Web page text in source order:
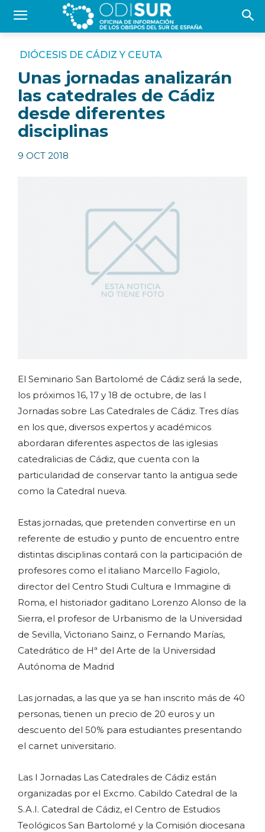
DIÓCESIS DE CÁDIZ Y CEUTA
Unas jornadas analizarán
las catedrales de Cádiz
desde diferentes
disciplinas
9 OCT 2018
El Seminario San Bartolomé de Cádiz será la sede,
los próximos 16, 17 y 18 de octubre, de las I
Jornadas sobre Las Catedrales de Cádiz. Tres días
en los que, diversos expertos y académicos
abordaran diferentes aspectos de las iglesias
catedralicias de Cádiz, que cuenta con la
particularidad de conservar tanto la antigua sede
como la Catedral nueva.
Estas jornadas, que pretenden convertirse en un
referente de estudio y punto de encuentro entre
distintas disciplinas contará con la participación de
profesores como el italiano Marcello Fagiolo,
director del Centro Studi Cultura e Immagine di
Roma, el historiador gaditano Lorenzo Alonso de la
Sierra, el profesor de Urbanismo de la Universidad
de Sevilla, Victoriano Sainz, o Fernando Marías,
Catedrático de Hª del Arte de la Universidad
Autónoma de Madrid
Las jornadas, a las que ya se han inscrito más de 40
personas, tienen un precio de 20 euros y un
descuento del 50% para estudiantes presentando
el carnet universitario.
Las I Jornadas Las Catedrales de Cádiz están
organizadas por el Excmo. Cabildo Catedral de la
S.A.I. Catedral de Cádiz, el Centro de Estudios
Teológicos San Bartolomé y la Comisión diocesana